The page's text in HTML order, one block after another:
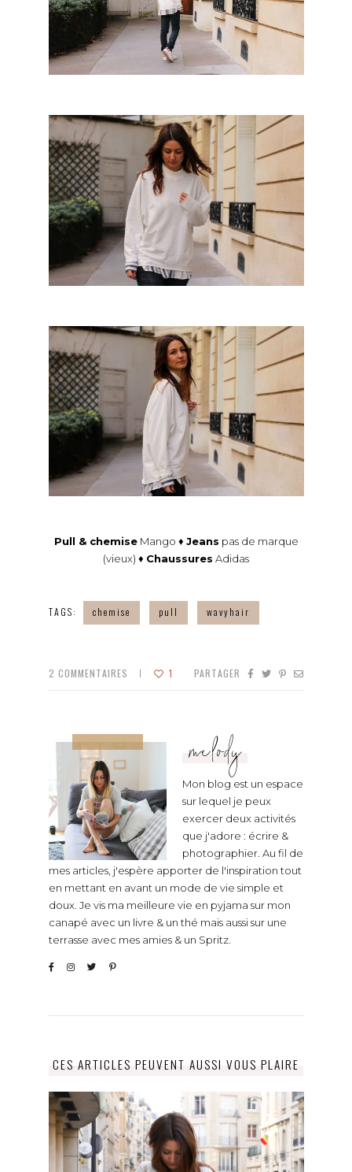
Pull & chemiseMango ♦ Jeans pas de marque
(vieux) ♦ Chaussures Adidas
TAGS: chemise pull wavyhair
2 COMMENTAIRES 1 PARTAGER
melody
Mon blog est un espace
sur lequel je peux
exercer deux activités
que j'adore : écrire &
photographier. Au fil de
mes articles, j'espère apporter de l'inspiration tout
en mettant en avant un mode de vie simple et
doux. Je vis ma meilleure vie en pyjama sur mon
canapé avec un livre & un thé mais aussi sur une
terrasse avec mes amies & un Spritz.
CES ARTICLES PEUVENT AUSSI VOUS PLAIRE